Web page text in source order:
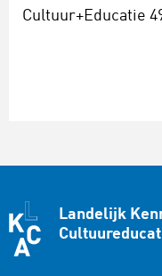
Cultuur+Educatie
Landelijk